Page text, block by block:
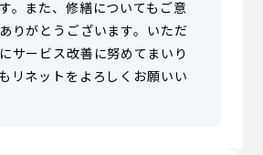
。また、修繕についてもご意
りがとうございます。いただ
サービス改善に努めてまいり
リネットをよろしくお願いい